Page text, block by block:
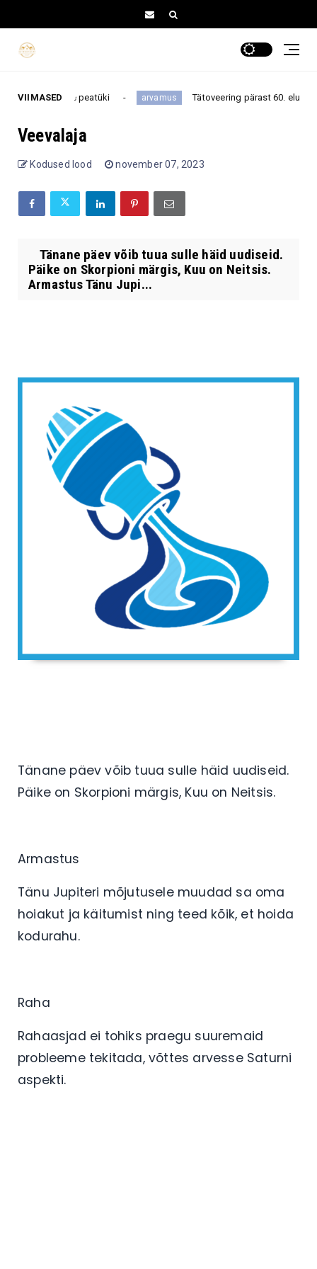
VIIMASED
uue peatüki arvamus Tätoveering pärast 60. eluaastat:
Veevalaja
Kodused lood november 07, 2023
Tänane päev võib tuua sulle häid uudiseid.
Päike on Skorpioni märgis, Kuu on Neitsis.
Armastus Tänu Jupi...
Tänane päev võib tuua sulle häid uudiseid.
Päike on Skorpioni märgis, Kuu on Neitsis.
Armastus
Tänu Jupiteri mõjutusele muudad sa oma
hoiakut ja käitumist ning teed kõik, et hoida
kodurahu.
Raha
Rahaasjad ei tohiks praegu suuremaid
probleeme tekitada, võttes arvesse Saturni
aspekti.